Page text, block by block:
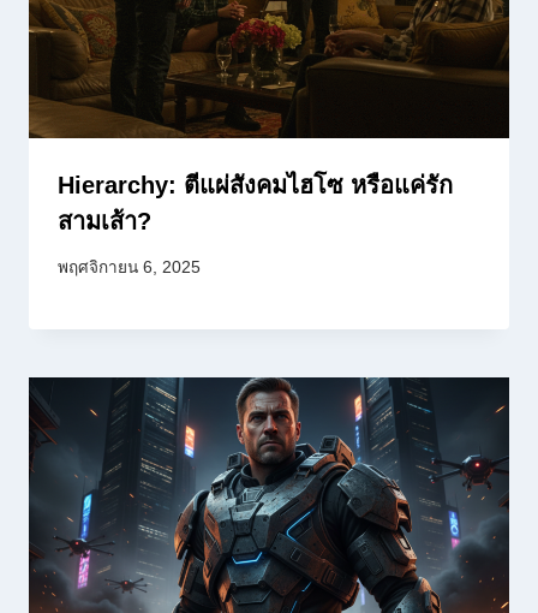
Hierarchy: ตีแผ่สังคมไฮโซ หรือแค่รัก
สามเส้า?
พฤศจิกายน 6, 2025